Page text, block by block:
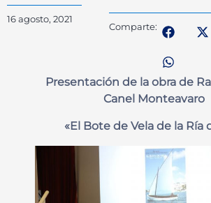
16 agosto, 2021
Comparte:
Presentación de la obra de
Canel Monteavaro
«El Bote de Vela de la Ría